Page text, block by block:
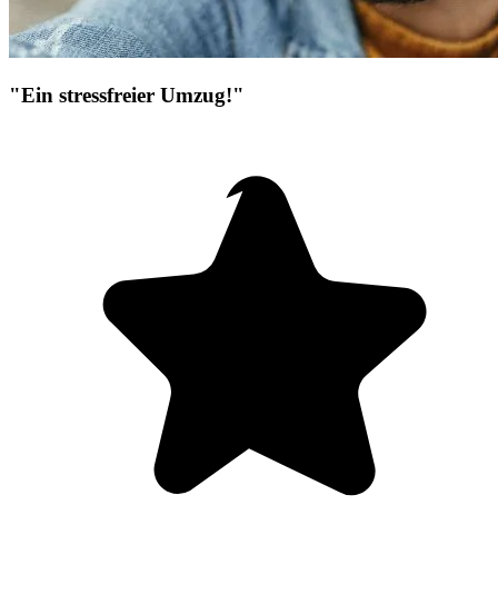
"Ein stressfreier Umzug!"